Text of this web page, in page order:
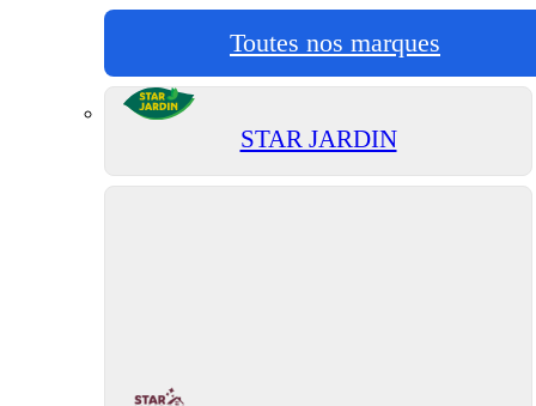
Toutes nos marques
STAR JARDIN